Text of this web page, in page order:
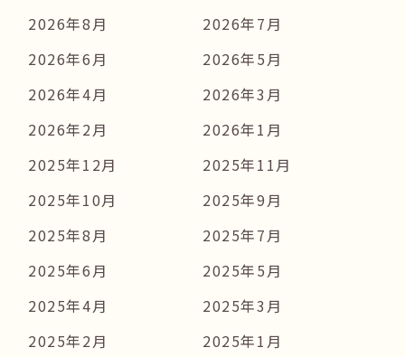
2026年8月
2026年7月
2026年6月
2026年5月
2026年4月
2026年3月
2026年2月
2026年1月
2025年12月
2025年11月
2025年10月
2025年9月
2025年8月
2025年7月
2025年6月
2025年5月
2025年4月
2025年3月
2025年2月
2025年1月